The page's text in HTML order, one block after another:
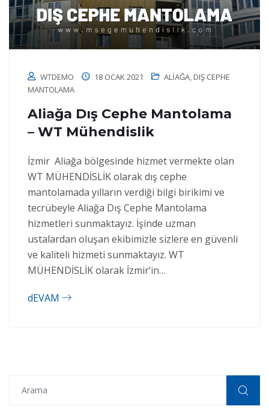
WTDEMO 18 OCAK 2021 ALIAĞA, DIŞ CEPHE
MANTOLAMA
Aliağa Dış Cephe Mantolama
– WT Mühendislik
İzmir Aliağa bölgesinde hizmet vermekte olan
WT MÜHENDİSLİK olarak dış cephe
mantolamada yılların verdiği bilgi birikimi ve
tecrübeyle Aliağa Dış Cephe Mantolama
hizmetleri sunmaktayız. İşinde uzman
ustalardan oluşan ekibimizle sizlere en güvenli
ve kaliteli hizmeti sunmaktayız. WT
MÜHENDİSLİK olarak İzmir’in…
dEVAM